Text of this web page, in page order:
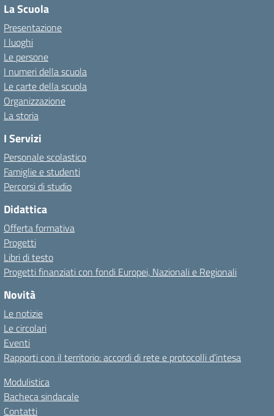
La Scuola
Presentazione
I luoghi
Le persone
I numeri della scuola
Le carte della scuola
Organizzazione
La storia
I Servizi
Personale scolastico
Famiglie e studenti
Percorsi di studio
Didattica
Offerta formativa
Progetti
Libri di testo
Progetti finanziati con fondi Europei, Nazionali e Regionali
Novità
Le notizie
Le circolari
Eventi
Rapporti con il territorio: accordi di rete e protocolli d’intesa
Modulistica
Bacheca sindacale
Contatti